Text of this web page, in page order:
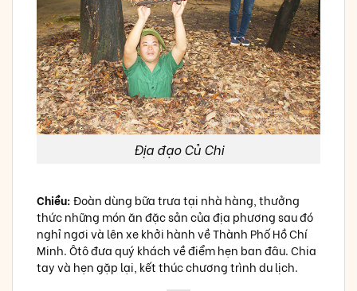
Địa đạo Củ Chi
Chiều:Đoàn dùng bữa trưa tại nhà hàng, thưởng
thức những món ăn đặc sản của địa phương sau đó
nghỉ ngơi và lên xe khởi hành về Thành Phố Hồ Chí
Minh. Ôtô đưa quý khách về điểm hẹn ban đâu. Chia
tay và hẹn gặp lại, kết thúc chương trình du lịch.